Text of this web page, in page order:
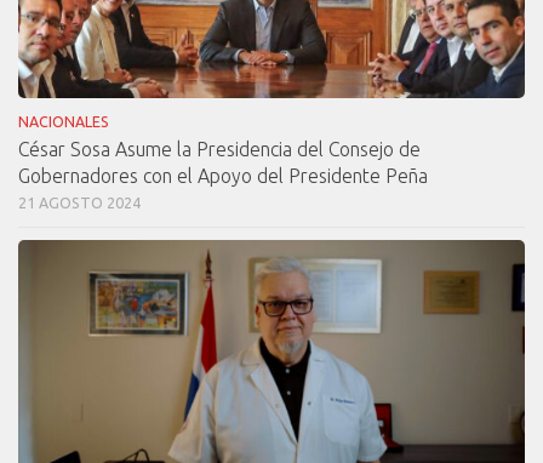
NACIONALES
César Sosa Asume la Presidencia del Consejo de
Gobernadores con el Apoyo del Presidente Peña
21 AGOSTO 2024